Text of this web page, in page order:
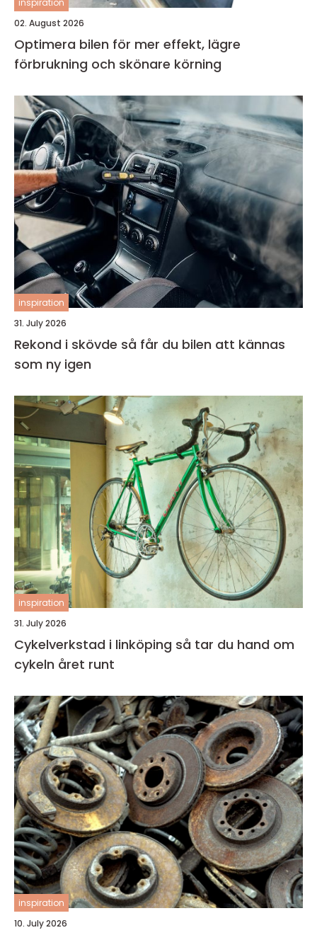
inspiration
02. August 2026
Optimera bilen för mer effekt, lägre
förbrukning och skönare körning
inspiration
31. July 2026
Rekond i skövde så får du bilen att kännas
som ny igen
inspiration
31. July 2026
Cykelverkstad i linköping så tar du hand om
cykeln året runt
inspiration
10. July 2026